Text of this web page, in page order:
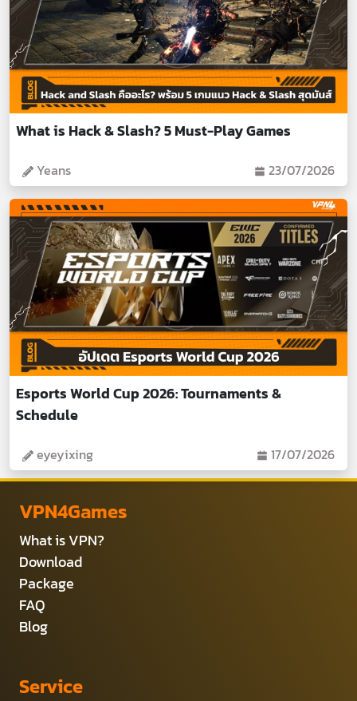
What is Hack & Slash? 5 Must-Play Games
Yeans 23/07/2026
Esports World Cup 2026: Tournaments &
Schedule
eyeyixing 17/07/2026
VPN4Games
What is VPN?
Download
Package
FAQ
Blog
Service